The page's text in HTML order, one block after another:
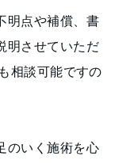
明点や補償、書
明させていただ
相談可能ですの
のいく施術を心